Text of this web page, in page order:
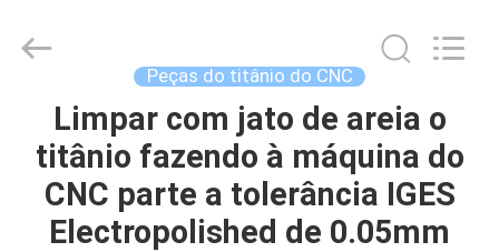
PARA
CASA
PRODUTOS
Tuofa
Technology
Peças do titânio do CNC
Limpar com jato de areia o
titânio fazendo à máquina do
CNC parte a tolerância IGES
Electropolished de 0.05mm